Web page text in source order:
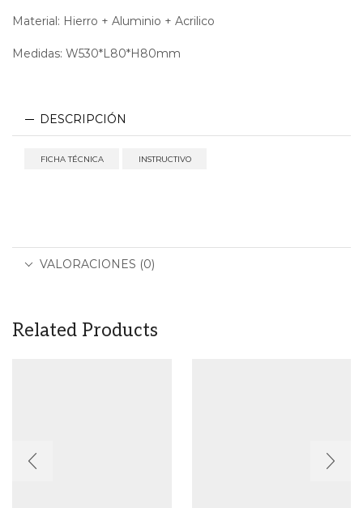
Material: Hierro + Aluminio + Acrilico
Medidas: W530*L80*H80mm
DESCRIPCIÓN
FICHA TÉCNICA INSTRUCTIVO
VALORACIONES (0)
Related Products